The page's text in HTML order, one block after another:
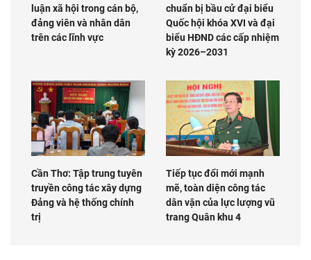
luận xã hội trong cán bộ,
đảng viên và nhân dân
trên các lĩnh vực
chuẩn bị bầu cử đại biểu
Quốc hội khóa XVI và đại
biểu HĐND các cấp nhiệm
kỳ 2026–2031
Cần Thơ: Tập trung tuyên
truyền công tác xây dựng
Đảng và hệ thống chính
trị
Tiếp tục đổi mới mạnh
mẽ, toàn diện công tác
dân vận của lực lượng vũ
trang Quân khu 4